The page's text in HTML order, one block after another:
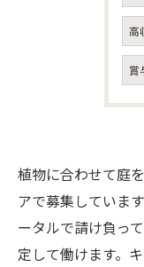
高
賞
植物に合わせて庭
アで募集していま
ータルで請け負っ
定して働けます。